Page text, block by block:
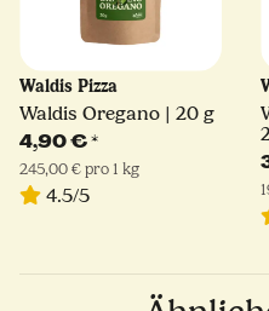
Waldis Pizza
Waldis Oregano | 20 g
4,90 €*
245,00 € pro 1 kg
4.5/5